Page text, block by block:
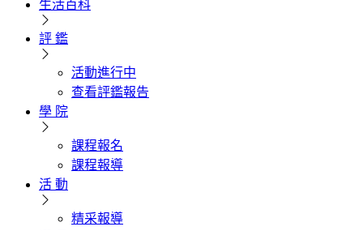
生活百科
評 鑑
活動進行中
查看評鑑報告
學 院
課程報名
課程報導
活 動
精采報導